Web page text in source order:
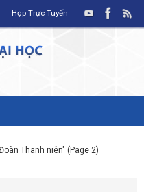
Họp Trực Tuyến
Thanh niên" (Page 2)